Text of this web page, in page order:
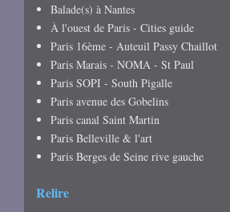
Balade(s) à Nantes
À l'ouest de Paris - Cities guide
Paris 16ème - Auteuil Passy Chaillot
Paris Marais - NOMA - St Paul
Paris SOPI - South Pigalle
Paris avenue des Gobelins
Paris canal Saint Martin
Paris Belleville & l'art
Paris Berges de Seine rive gauche
Relire